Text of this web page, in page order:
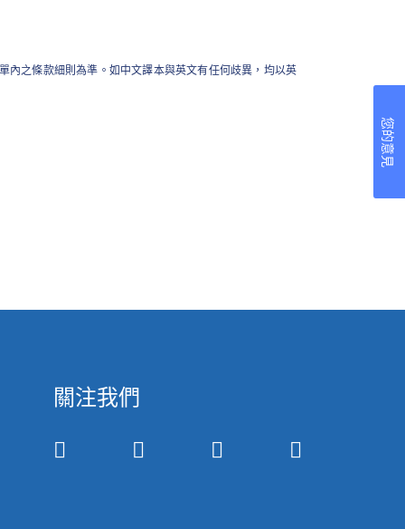
內之條款細則為準。如中文譯本與英文有任何歧異，均以英
關注我們
您的意見